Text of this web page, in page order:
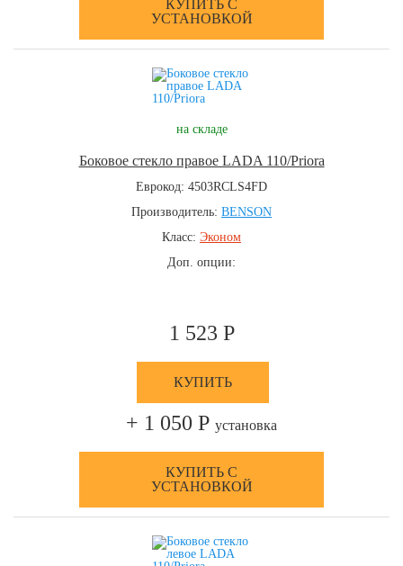
КУПИТЬ С
УСТАНОВКОЙ
на складе
Боковое стекло правое LADA 110/Priora
Еврокод: 4503RCLS4FD
Производитель: BENSON
Класс: Эконом
Доп. опции:
1 523 Р
КУПИТЬ
+ 1 050 Р установка
КУПИТЬ С
УСТАНОВКОЙ